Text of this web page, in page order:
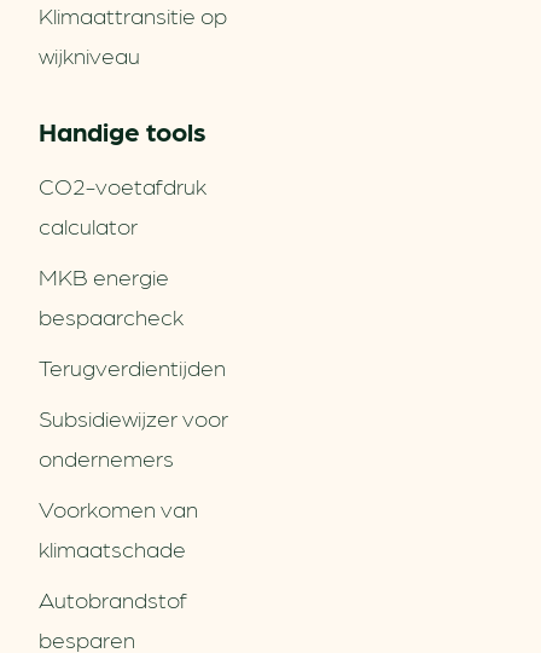
Klimaattransitie op
wijkniveau
Handige tools
CO2-voetafdruk
calculator
MKB energie
bespaarcheck
Terugverdien­tijden
Subsidiewijzer voor
ondernemers
Voorkomen van
klimaatschade
Autobrandstof
besparen